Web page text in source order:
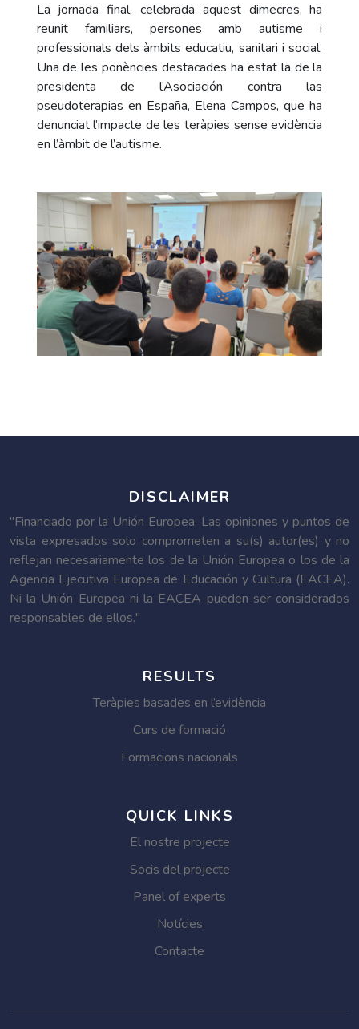
La jornada final, celebrada aquest dimecres, ha
reunit familiars, persones amb autisme i
professionals dels àmbits educatiu, sanitari i social.
Una de les ponències destacades ha estat la de la
presidenta de l’Asociación contra las
pseudoterapias en España, Elena Campos, que ha
denunciat l’impacte de les teràpies sense evidència
en l’àmbit de l’autisme.
DISCLAIMER
"Financiado por la Unión Europea. Las opiniones y puntos de
vista expresados solo comprometen a su(s) autor(es) y no
reflejan necesariamente los de la Unión Europea o los de la
Agencia Ejecutiva Europea de Educación y Cultura (EACEA).
Ni la Unión Europea ni la EACEA pueden ser considerados
responsables de ellos."
RESULTS
Teràpies basades en l’evidència
Curs de formació
Formacions nacionals
QUICK LINKS
El nostre projecte
Socis del projecte
Panel of experts
Notícies
Contacte